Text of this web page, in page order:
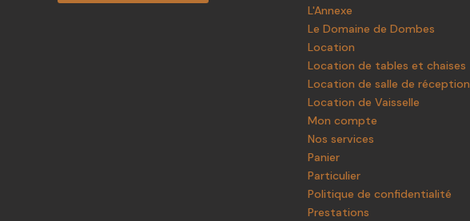
L'Annexe
Le Domaine de Dombes
Location
Location de tables et chaises
Location de salle de réception
Location de Vaisselle
Mon compte
Nos services
Panier
Particulier
Politique de confidentialité
Prestations